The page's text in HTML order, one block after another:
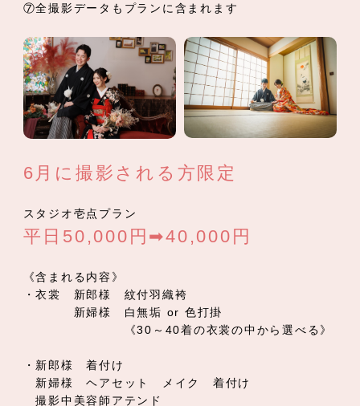
⑦全撮影データもプランに含まれます
6月に撮影される方限定
スタジオ壱点プラン
平日50,000円➡40,000円
《含まれる内容》
・衣裳 新郎様 紋付羽織袴
新婦様 白無垢 or 色打掛
《30～40着の衣裳の中から選べる》
・新郎様 着付け
新婦様 ヘアセット メイク 着付け
撮影中美容師アテンド